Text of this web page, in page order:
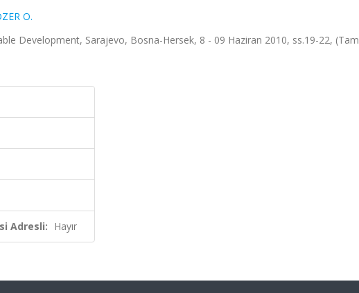
O.
Development, Sarajevo, Bosna-Hersek, 8 - 09 Haziran 2010, ss.19-22, (Tam
Adresli: Hayır